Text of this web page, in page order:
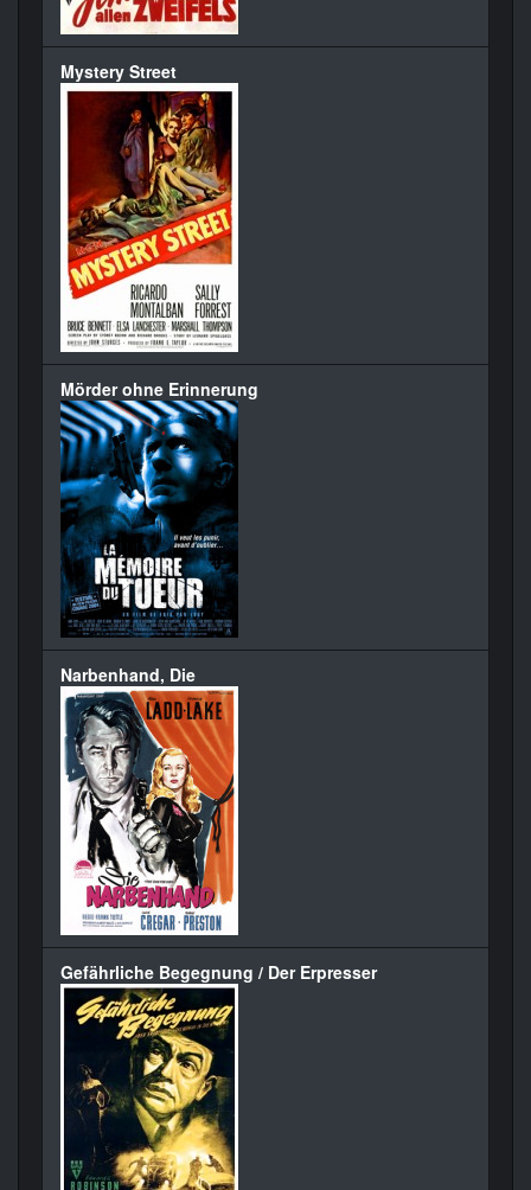
Mystery Street
Mörder ohne Erinnerung
Narbenhand, Die
Gefährliche Begegnung / Der Erpresser